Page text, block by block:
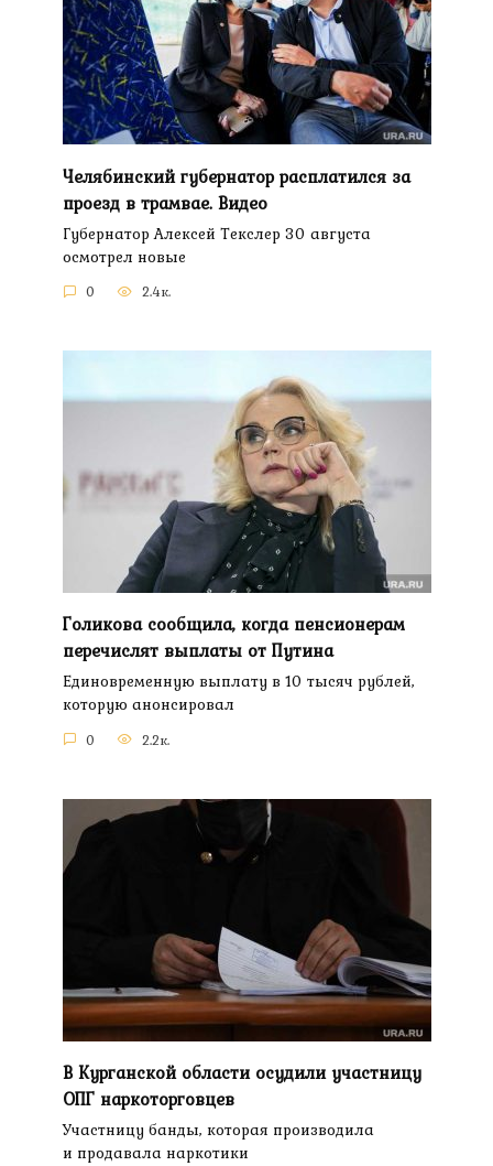
Челябинский губернатор расплатился за
проезд в трамвае. Видео
Губернатор Алексей Текслер 30 августа
осмотрел новые
0 2.4к.
Голикова сообщила, когда пенсионерам
перечислят выплаты от Путина
Единовременную выплату в 10 тысяч рублей,
которую анонсировал
0 2.2к.
В Курганской области осудили участницу
ОПГ наркоторговцев
Участницу банды, которая производила
и продавала наркотики